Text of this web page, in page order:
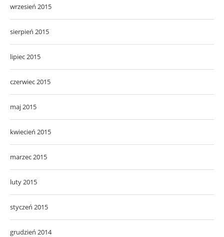
wrzesień 2015
sierpień 2015
lipiec 2015
czerwiec 2015
maj 2015
kwiecień 2015
marzec 2015
luty 2015
styczeń 2015
grudzień 2014